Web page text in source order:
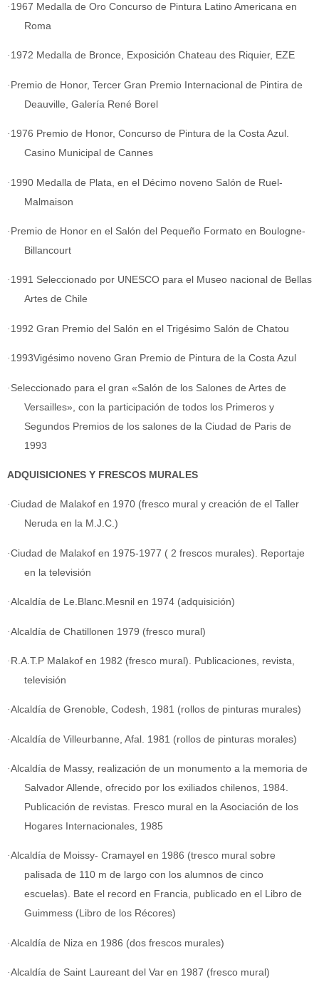
·1967 Medalla de Oro Concurso de Pintura Latino Americana en
Roma
·1972 Medalla de Bronce, Exposición Chateau des Riquier, EZE
·Premio de Honor, Tercer Gran Premio Internacional de Pintira de
Deauville, Galería René Borel
·1976 Premio de Honor, Concurso de Pintura de la Costa Azul.
Casino Municipal de Cannes
·1990 Medalla de Plata, en el Décimo noveno Salón de Ruel-
Malmaison
·Premio de Honor en el Salón del Pequeño Formato en Boulogne-
Billancourt
·1991 Seleccionado por UNESCO para el Museo nacional de Bellas
Artes de Chile
·1992 Gran Premio del Salón en el Trigésimo Salón de Chatou
·1993Vigésimo noveno Gran Premio de Pintura de la Costa Azul
·Seleccionado para el gran «Salón de los Salones de Artes de
Versailles», con la participación de todos los Primeros y
Segundos Premios de los salones de la Ciudad de Paris de
1993
ADQUISICIONES Y FRESCOS MURALES
·Ciudad de Malakof en 1970 (fresco mural y creación de el Taller
Neruda en la M.J.C.)
·Ciudad de Malakof en 1975-1977 ( 2 frescos murales). Reportaje
en la televisión
·Alcaldía de Le.Blanc.Mesnil en 1974 (adquisición)
·Alcaldía de Chatillonen 1979 (fresco mural)
·R.A.T.P Malakof en 1982 (fresco mural). Publicaciones, revista,
televisión
·Alcaldía de Grenoble, Codesh, 1981 (rollos de pinturas murales)
·Alcaldía de Villeurbanne, Afal. 1981 (rollos de pinturas morales)
·Alcaldía de Massy, realización de un monumento a la memoria de
Salvador Allende, ofrecido por los exiliados chilenos, 1984.
Publicación de revistas. Fresco mural en la Asociación de los
Hogares Internacionales, 1985
·Alcaldía de Moissy- Cramayel en 1986 (tresco mural sobre
palisada de 110 m de largo con los alumnos de cinco
escuelas). Bate el record en Francia, publicado en el Libro de
Guimmess (Libro de los Récores)
·Alcaldía de Niza en 1986 (dos frescos murales)
·Alcaldía de Saint Laureant del Var en 1987 (fresco mural)